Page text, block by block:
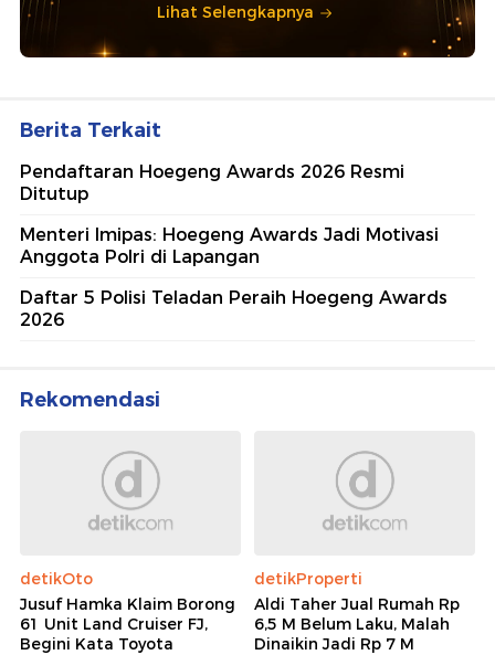
Lihat Selengkapnya
Berita Terkait
Pendaftaran Hoegeng Awards 2026 Resmi
Ditutup
Menteri Imipas: Hoegeng Awards Jadi Motivasi
Anggota Polri di Lapangan
Daftar 5 Polisi Teladan Peraih Hoegeng Awards
2026
Rekomendasi
detikOto
Jusuf Hamka Klaim Borong
61 Unit Land Cruiser FJ,
Begini Kata Toyota
detikProperti
Aldi Taher Jual Rumah Rp
6,5 M Belum Laku, Malah
Dinaikin Jadi Rp 7 M